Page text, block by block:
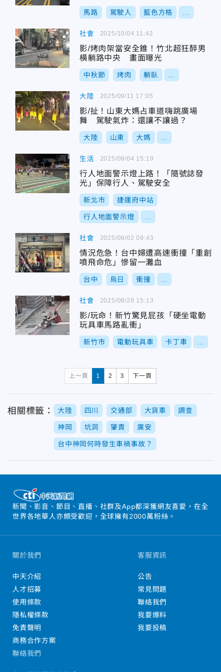
馬路 駕駛人 藍色方格
社會
影/烤肉架當安全錐！竹北超狂醉男
橫躺路中央 畫面曝光
中秋節 烤肉 躺臥
2025/10/04 11:42
大陸
影/扯！山東大媽占車道嗨跳廣場
舞 駕駛氣炸：還讓不讓過？
大陸 山東 大媽
2025/09/11 17:05
生活
行人地面警示燈上路！「隨號誌發
光」保障行人、駕駛安全
新北市 捷運府中站
行人地面警示燈
2025/09/04 15:19
社會
情況危急！台中婦遭高速衝撞「重創
噴飛命危」慘留一灘血
台中 烏日 衝撞
2025/09/02 09:43
社會
影/玩命！新竹驚見屁孩「硬坐電動
玩具車馬路亂衝」
新竹市 電動玩具車 卡丁車
2025/08/28 15:13
上一頁 1 2 3 下一頁
相關標籤： 大陸 四川 交通部 大貨車 調查
神岡 坑洞 肇責 廣安
台中神岡何時發生車禍事故？
新聞、影音、節目、直播、社群及App都深獲網友喜愛，在全
世界各地華人亦頗受歡迎，全球擁有2000萬粉絲。
關於我們
中天介紹
人才招募
使用條款
隱私權條款
免責聲明
商務合作方案
客服資訊
公告
常見問題
聯絡我們
我要爆料
我要投稿
聯絡我們